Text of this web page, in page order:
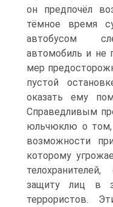
он предпочёл
тёмное время
автобусом
автомобиль и не
мер
пустой
оказать ему
Справедливым
юльчюклю о том,
возможности
которому
защиту лиц в
террористов.